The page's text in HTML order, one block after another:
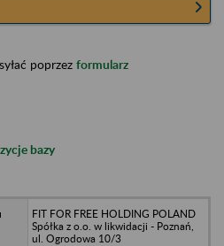
poprzez formularz
bazy
FIT FOR FREE HOLDING POLAND
Spółka z o.o. w likwidacji - Poznań,
ul. Ogrodowa 10/3